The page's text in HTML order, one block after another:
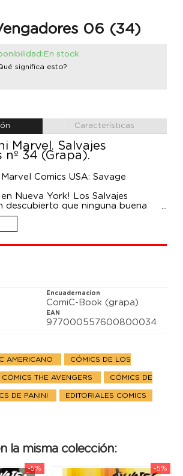
06 (34)
stock
significa esto?
Características
Marvel. Salvajes
nº 34 (Grapa).
Comics USA: Savage
Nueva York! Los Salvajes
descubierto que ninguna buena
castigo. Ahora, están encerrados
gobernado por Deathlok.
2099 la salvación del grupo... o
¡Todo cambia en el comienzo
Encuadernacion
ComiC-Book (grapa)
EAN
977000557600800034
AMERICANO CÓMICS DE LOS
CÓMICS THE AVENGERS CÓMICS DE
DE PANINI EDITORIALES COMICS
la misma colección:
-5% -5%